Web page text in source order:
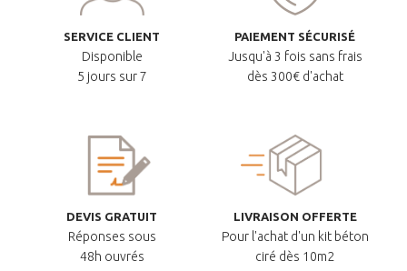
SERVICE CLIENT
Disponible
5 jours sur 7
PAIEMENT SÉCURISÉ
Jusqu'à 3 fois sans frais
dès 300€ d'achat
DEVIS GRATUIT
Réponses sous
48h ouvrés
LIVRAISON OFFERTE
Pour l'achat d'un kit béton
ciré dès 10m2